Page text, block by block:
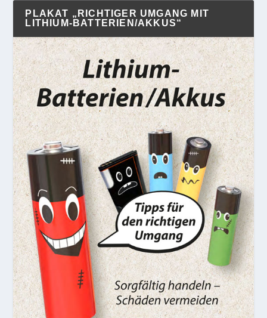
PLAKAT „RICHTIGER UMGANG MIT
LITHIUM-BATTERIEN/AKKUS“